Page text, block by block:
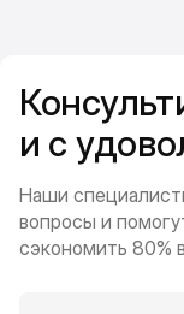
и с
Наши
вопросы и
сэкономить 80%